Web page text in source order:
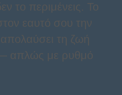
το περιμένεις. Το
εαυτό σου την
τη ζωή
απλώς με ρυθμό